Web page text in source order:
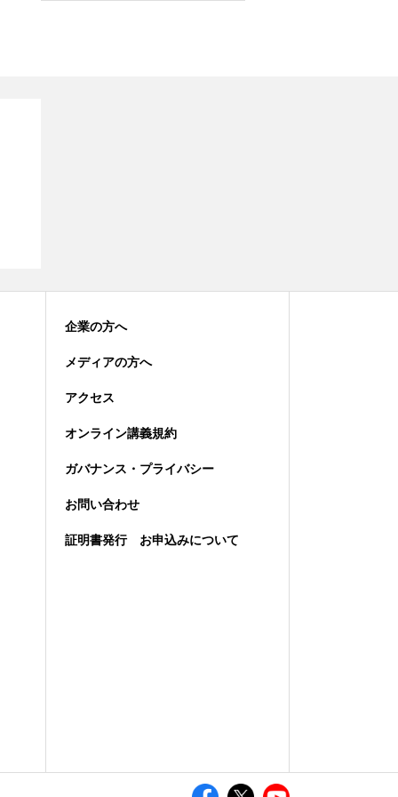
企業の方へ
メディアの方へ
アクセス
オンライン講義規約
ガバナンス・プライバシー
お問い合わせ
証明書発行 お申込みについて